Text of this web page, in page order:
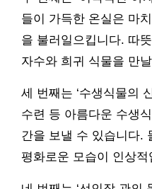
들이 가득한 온실은 마
을 불러일으킵니다. 따
자수와 희귀 식물을 만
세 번째는 ‘수생식물의
수련 등 아름다운 수생
간을 보낼 수 있습니다.
평화로운 모습이 인상적